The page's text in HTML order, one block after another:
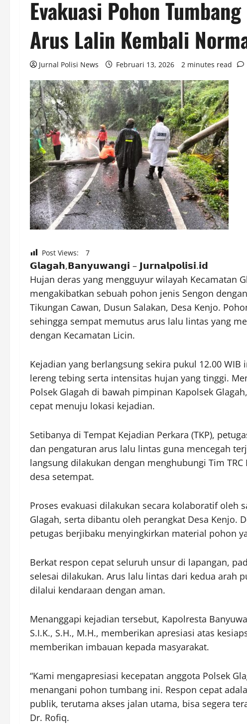
Evakuasi Pohon
Arus Lalin Kembali
Jurnal Polisi News Februari 13, 2026 2 minutes read
Post Views: 7
𝗚𝗹𝗮𝗴𝗮𝗵,𝗕𝗮𝗻𝘆𝘂𝘄𝗮𝗻𝗴𝗶 – 𝗝𝘂𝗿𝗻𝗮𝗹𝗽𝗼𝗹𝗶𝘀𝗶.𝗶𝗱
Hujan deras yang mengguyur wilayah Kecamatan
mengakibatkan sebuah pohon jenis Sengon
Tikungan Cawan, Dusun Salakan, Desa Kenjo.
sehingga sempat memutus arus lalu lintas yang
dengan Kecamatan Licin.
Kejadian yang berlangsung sekira pukul 12.00
lereng tebing serta intensitas hujan yang tinggi.
Polsek Glagah di bawah pimpinan Kapolsek
cepat menuju lokasi kejadian.
Setibanya di Tempat Kejadian Perkara (TKP),
dan pengaturan arus lalu lintas guna mencegah
langsung dilakukan dengan menghubungi Tim
desa setempat.
Proses evakuasi dilakukan secara kolaboratif oleh
Glagah, serta dibantu oleh perangkat Desa Kenjo.
petugas berjibaku menyingkirkan material pohon
Berkat respon cepat seluruh unsur di lapangan,
selesai dilakukan. Arus lalu lintas dari kedua arah
dilalui kendaraan dengan aman.
Menanggapi kejadian tersebut, Kapolresta
S.I.K., S.H., M.H., memberikan apresiasi atas
memberikan imbauan kepada masyarakat.
“Kami mengapresiasi kecepatan anggota Polsek
menangani pohon tumbang ini. Respon cepat
publik, terutama akses jalan utama, bisa segera
Dr. Rofiq.